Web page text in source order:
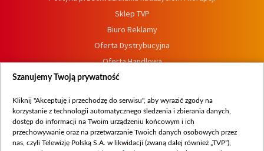
Sklep TVP
Biuro Reklamy
Oferta Dystrybucyjna
Oferta Handlowa
Dostępność
Procedura zgłoszeń wewnętrznych
Szanujemy Twoją prywatność
Kliknij "Akceptuję i przechodzę do serwisu", aby wyrazić zgody na
korzystanie z technologii automatycznego śledzenia i zbierania danych,
dostęp do informacji na Twoim urządzeniu końcowym i ich
przechowywanie oraz na przetwarzanie Twoich danych osobowych przez
nas, czyli Telewizję Polską S.A. w likwidacji (zwaną dalej również „TVP”),